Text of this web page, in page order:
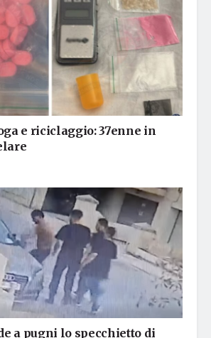
e riciclaggio: 37enne in
a pugni lo specchietto di